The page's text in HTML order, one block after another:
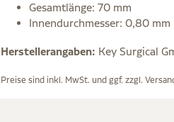
Gesamtlänge: 70 mm
Innendurchmesser: 0,80 mm
Herstellerangaben: Key Surgical
Preise sind inkl. MwSt. und ggf. zzgl.